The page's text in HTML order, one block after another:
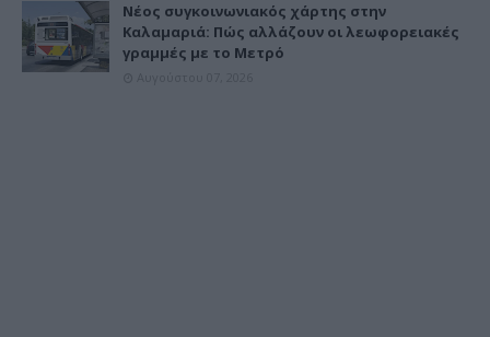
Νέος συγκοινωνιακός χάρτης στην
Καλαμαριά: Πώς αλλάζουν οι λεωφορειακές
γραμμές με το Μετρό